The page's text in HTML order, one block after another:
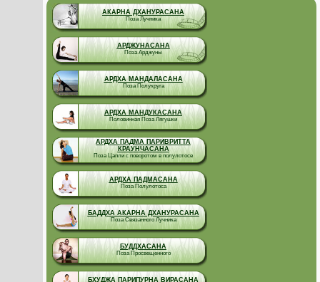
АКАРНА ДХАНУРАСАНА
Поза Лучника
АРДЖУНАСАНА
Поза Арджуны
АРДХА МАНДАЛАСАНА
Поза Полукруга
АРДХА МАНДУКАСАНА
Половинная Поза Лягушки
АРДХА ПАДМА ПАРИВРИТТА
КРАУНЧАСАНА
Поза Цапли с поворотом в полулотосе
АРДХА ПАДМАСАНА
Поза Полулотоса
БАДДХА АКАРНА ДХАНУРАСАНА
Поза Связанного Лучника
БУДДХАСАНА
Поза Просвещенного
БХУДЖА ПАРИПУРНА ВИРАСАНА